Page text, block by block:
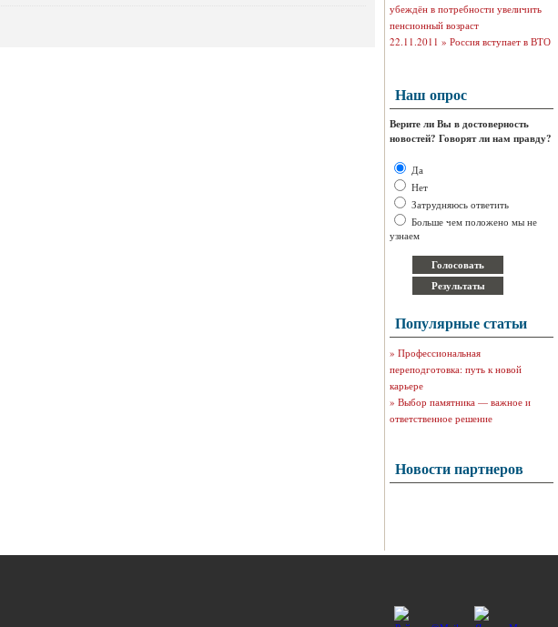
убеждён в потребности увеличить
пенсионный возраст
22.11.2011 » Россия вступает в ВТО
Наш опрос
Верите ли Вы в достоверность
новостей? Говорят ли нам правду?
Да
Нет
Затрудняюсь ответить
Больше чем положено мы не
узнаем
Популярные статьи
» Профессиональная
переподготовка: путь к новой
карьере
» Выбор памятника — важное и
ответственное решение
Новости партнеров